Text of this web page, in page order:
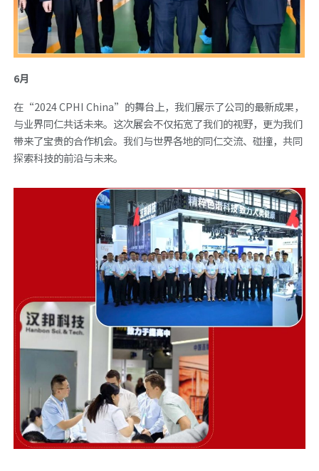
6月
在“2024 CPHI China”的舞台上，我们展示了公司的最新成果，
与业界同仁共话未来。这次展会不仅拓宽了我们的视野，更为我们
带来了宝贵的合作机会。我们与世界各地的同仁交流、碰撞，共同
探索科技的前沿与未来。